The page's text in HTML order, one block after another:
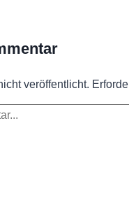
veröffentlicht.